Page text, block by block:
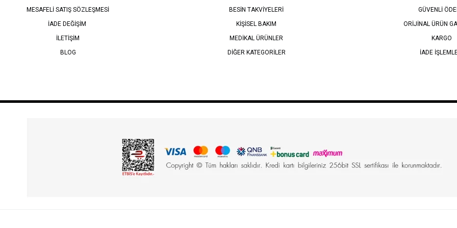
MESAFELİ SATIŞ SÖZLEŞMESİ
İADE DEĞİŞİM
İLETİŞİM
BLOG
BESİN TAKVİYELERİ
KİŞİSEL BAKIM
MEDİKAL ÜRÜNLER
DİĞER KATEGORİLER
GÜVENLİ
ORİJİNAL ÜRÜN
KARGO
İADE